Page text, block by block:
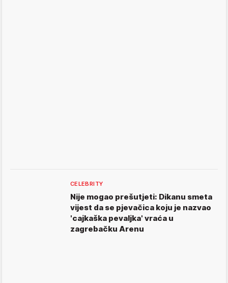
CELEBRITY
Nije mogao prešutjeti: Dikanu smeta
vijest da se pjevačica koju je nazvao
'cajkaška pevaljka' vraća u
zagrebačku Arenu